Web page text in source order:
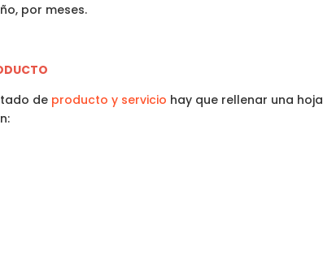
por meses.
de producto y servicio hay que rellenar una